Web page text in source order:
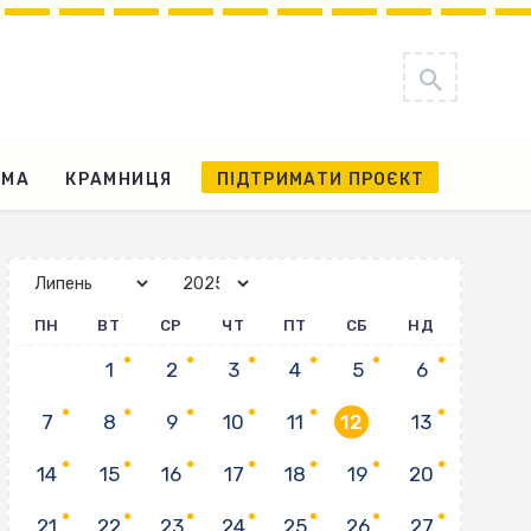
КРАМНИЦЯ ПІДТРИМАТИ ПРОЄКТ
ПН ВТ СР ЧТ ПТ СБ НД
1 2 3 4 5 6
7 8 9 10 11 12 13
14 15 16 17 18 19 20
21 22 23 24 25 26 27